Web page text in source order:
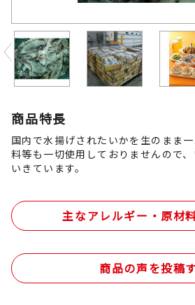
Previous
商品特長
国内で水揚げされたいかを生のまま
料等も一切使用しておりませんので
いきています。
主なアレルギー・原材
商品の声を投稿